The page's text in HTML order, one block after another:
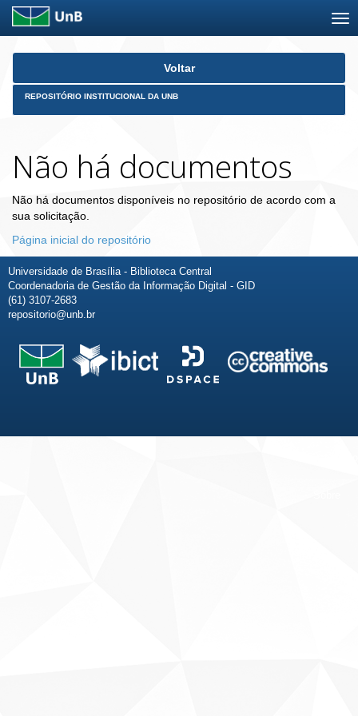
Skip
Voltar
REPOSITÓRIO INSTITUCIONAL DA UNB
Não há documentos
Não há documentos disponíveis no repositório de acordo com a
sua solicitação.
Página inicial do repositório
Universidade de Brasília - Biblioteca Central
Coordenadoria de Gestão da Informação Digital - GID
(61) 3107-2683
repositorio@unb.br